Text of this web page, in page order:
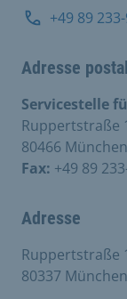
+49 89
Adresse
Servicestelle
Ruppertstraße
80466 München
Fax: +49 89
Adresse
Ruppertstraße
80337 München